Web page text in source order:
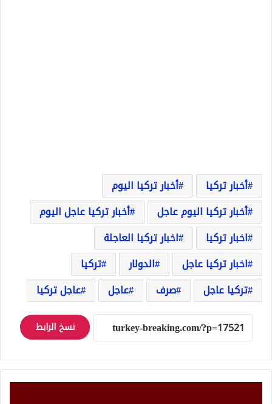
أخبار تركيا
أخبار تركيا اليوم
أخبار تركيا اليوم عاجل
أخبار تركيا عاجل اليوم
اخبار تركيا
اخبار تركيا العاجلة
اخبار تركيا عاجل
الدولار
تركيا
تركيا عاجل
صرف عاجل عاجل تركيا
نسخ الرابط